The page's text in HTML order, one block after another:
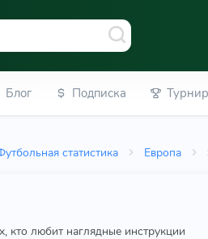
Блог Подписка
статистика Европа
кто любит наглядные инструкции